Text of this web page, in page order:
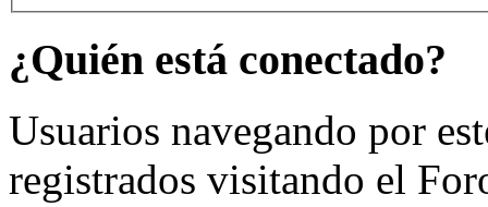
¿Quién está conectado?
Usuarios navegando por
registrados visitando el